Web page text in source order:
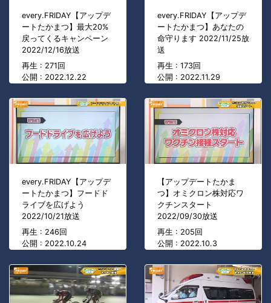
every.FRIDAY【アップデ
ートたかまつ】最大20%
戻ってくるキャンペーン
2022/12/16放送
再生 : 271回
公開 : 2022.12.22
every.FRIDAY【アップデ
ートたかまつ】あなたの
命守ります 2022/11/25放
送
再生 : 173回
公開 : 2022.11.29
every.FRIDAY【アップデ
ートたかまつ】フードド
ライブを広げよう
2022/10/21放送
再生 : 246回
公開 : 2022.10.24
【アップデートたかま
つ】オミクロン株対応ワ
クチンスタート
2022/09/30放送
再生 : 205回
公開 : 2022.10.3